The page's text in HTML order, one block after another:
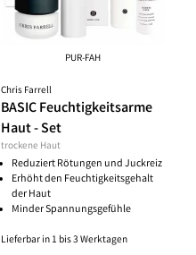
PUR-FAH
Chris Farrell
BASIC Feuchtigkeitsarme
Haut - Set
trockene Haut
Reduziert Rötungen und Juckreiz
Erhöht den Feuchtigkeitsgehalt
der Haut
Minder Spannungsgefühle
Lieferbar in 1 bis 3 Werktagen